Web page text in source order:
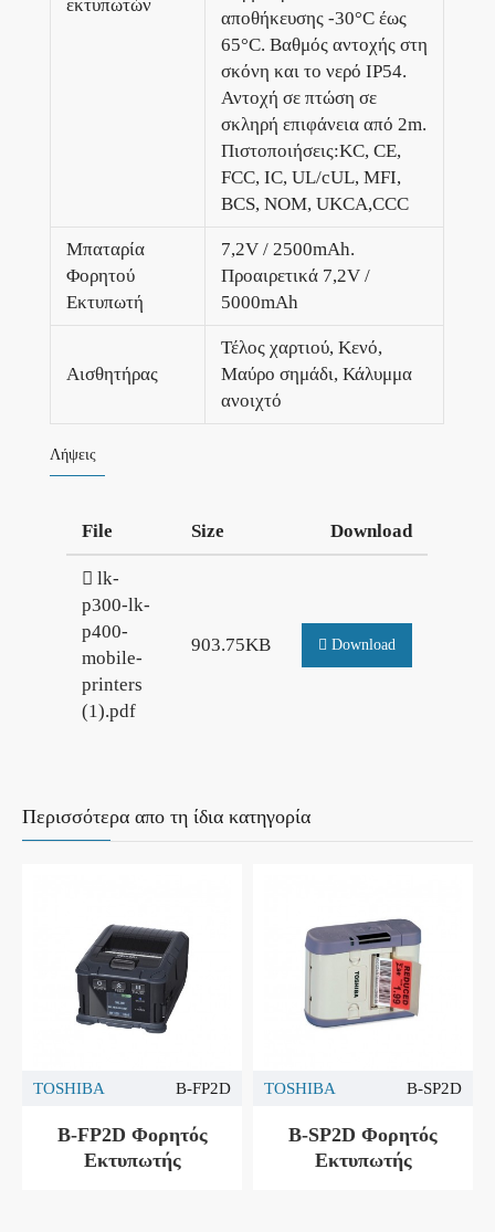
εκτυπωτών
αποθήκευσης -30°C έως
65°C. Βαθμός αντοχής στη
σκόνη και το νερό IP54.
Αντοχή σε πτώση σε
σκληρή επιφάνεια από 2m.
Πιστοποιήσεις:KC, CE,
FCC, IC, UL/cUL, MFI,
BCS, NOM, UKCA,CCC
Μπαταρία
Φορητού
Εκτυπωτή
7,2V / 2500mAh.
Προαιρετικά 7,2V /
5000mAh
Αισθητήρας
Τέλος χαρτιού, Κενό,
Μαύρο σημάδι, Κάλυμμα
ανοιχτό
Λήψεις
File Size Download
lk-
p300-lk-
p400-
mobile-
printers
(1).pdf
903.75KB Download
Περισσότερα απο τη ίδια κατηγορία
TOSHIBA B-FP2D
B-FP2D Φορητός
Εκτυπωτής
TOSHIBA B-SP2D
B-SP2D Φορητός
Εκτυπωτής